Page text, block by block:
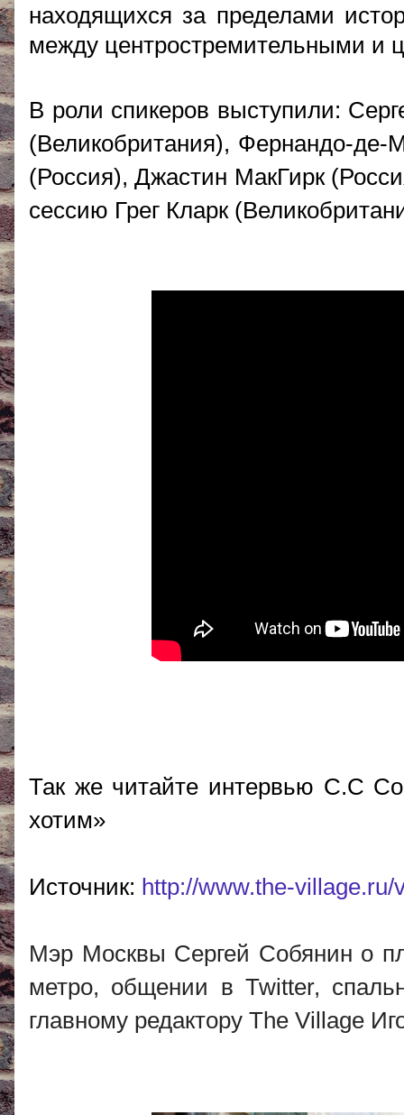
находящихся за пределами
между центростремительными и
В роли спикеров выступили:
(Великобритания), Фернандо-
(Россия), Джастин МакГирк
сессию Грег Кларк
Так же читайте интервью С.С
хотим»
Источник: http://www.the-
Мэр Москвы Сергей Собянин о
метро, общении в Twitter,
главному редактору The Village